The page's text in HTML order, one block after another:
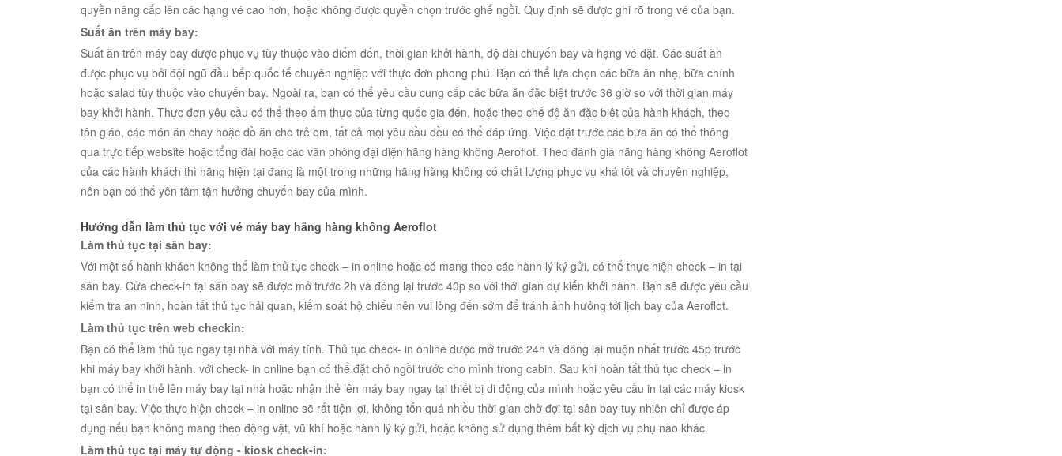
quyền nâng cấp lên các hạng vé cao hơn, hoặc không được quyền chọn trước ghế ngồi. Quy định sẽ được ghi rõ trong vé của bạn.
Suất ăn trên máy bay:
Suất ăn trên máy bay được phục vụ tùy thuộc vào điểm đến, thời gian khởi hành, độ dài chuyến bay và hạng vé đặt. Các suất ăn
được phục vụ bởi đội ngũ đầu bếp quốc tế chuyên nghiệp với thực đơn phong phú. Bạn có thể lựa chọn các bữa ăn nhẹ, bữa chính
hoặc salad tùy thuộc vào chuyến bay. Ngoài ra, bạn có thể yêu cầu cung cấp các bữa ăn đặc biệt trước 36 giờ so với thời gian máy
bay khởi hành. Thực đơn yêu cầu có thể theo ẩm thực của từng quốc gia đến, hoặc theo chế độ ăn đặc biệt của hành khách, theo
tôn giáo, các món ăn chay hoặc đồ ăn cho trẻ em, tất cả mọi yêu cầu đều có thể đáp ứng. Việc đặt trước các bữa ăn có thể thông
qua trực tiếp website hoặc tổng đài hoặc các văn phòng đại diện hãng hàng không Aeroflot. Theo đánh giá hãng hàng không Aeroflot
của các hành khách thì hãng hiện tại đang là một trong những hãng hàng không có chất lượng phục vụ khá tốt và chuyên nghiệp,
nên bạn có thể yên tâm tận hưởng chuyến bay của mình.
Hướng dẫn làm thủ tục với vé máy bay hãng hàng không Aeroflot
Làm thủ tục tại sân bay:
Với một số hành khách không thể làm thủ tục check – in online hoặc có mang theo các hành lý ký gửi, có thể thực hiện check – in tại
sân bay. Cửa check-in tại sân bay sẽ được mở trước 2h và đóng lại trước 40p so với thời gian dự kiến khởi hành. Bạn sẽ được yêu cầu
kiểm tra an ninh, hoàn tất thủ tục hải quan, kiểm soát hộ chiếu nên vui lòng đến sớm để tránh ảnh hưởng tới lịch bay của Aeroflot.
Làm thủ tục trên web checkin:
Bạn có thể làm thủ tục ngay tại nhà với máy tính. Thủ tục check- in online được mở trước 24h và đóng lại muộn nhất trước 45p trước
khi máy bay khởi hành. với check- in online bạn có thể đặt chỗ ngồi trước cho mình trong cabin. Sau khi hoàn tất thủ tục check – in
bạn có thể in thẻ lên máy bay tại nhà hoặc nhận thẻ lên máy bay ngay tại thiết bị di động của mình hoặc yêu cầu in tại các máy kiosk
tại sân bay. Việc thực hiện check – in online sẽ rất tiện lợi, không tốn quá nhiều thời gian chờ đợi tại sân bay tuy nhiên chỉ được áp
dụng nếu bạn không mang theo động vật, vũ khí hoặc hành lý ký gửi, hoặc không sử dụng thêm bất kỳ dịch vụ phụ nào khác.
Làm thủ tục tại máy tự động - kiosk check-in: